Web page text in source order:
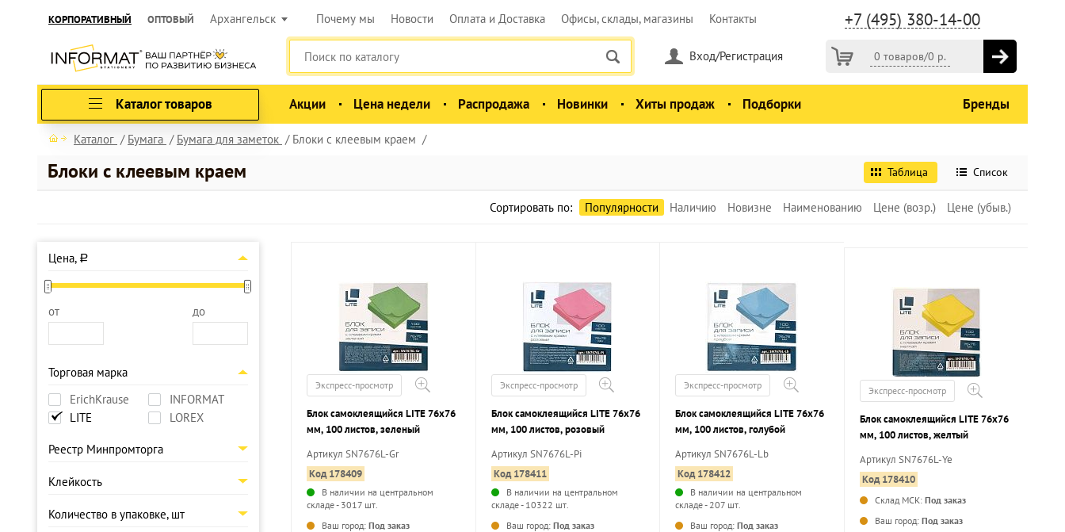
КОРПОРАТИВНЫЙ ОПТОВЫЙ Архангельск +7 (495) 380-14-00
Почему мы Новости Оплата и Доставка Офисы, склады, магазины Контакты
0 товаров/0 р.
Вход/Регистрация
Каталог товаров Акции Цена недели Распродажа Новинки Хиты продаж Подборки Бренды
Каталог Бумага Бумага для заметок Блоки с клеевым краем
Блоки с клеевым краем Таблица Список
Сортировать по: Популярности Наличию Новизне Наименованию Цене (возр.) Цене (убыв.)
Цена, a
от до
Торговая марка
ErichKrause
INFORMAT
LITE
LOREX
Реестр Минпромторга
Клейкость
Количество в упаковке, шт
Экспресс-просмотр
Блок самоклеящийся LITE 76х76
мм, 100 листов, зеленый
Артикул SN7676L-Gr
Код 178409
В наличии на центральном
складе - 3017 шт.
Ваш город: Под заказ
Экспресс-просмотр
Блок самоклеящийся LITE 76х76
мм, 100 листов, розовый
Артикул SN7676L-Pi
Код 178411
В наличии на центральном
складе - 10322 шт.
Ваш город: Под заказ
Экспресс-просмотр
Блок самоклеящийся LITE 76х76
мм, 100 листов, голубой
Артикул SN7676L-Lb
Код 178412
В наличии на центральном
складе - 207 шт.
Ваш город: Под заказ
Экспресс-просмотр
Блок самоклеящийся LITE 76х76
мм, 100 листов, желтый
Артикул SN7676L-Ye
Код 178410
Склад МСК: Под заказ
Ваш город: Под заказ